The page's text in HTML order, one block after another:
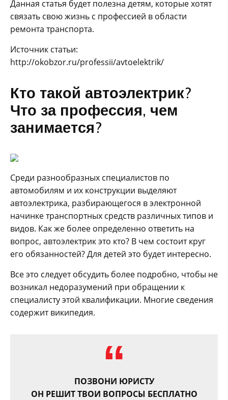
Данная статья будет полезна детям, которые хотят
связать свою жизнь с профессией в области
ремонта транспорта.
Источник статьи:
http://okobzor.ru/professii/avtoelektrik/
Кто такой автоэлектрик?
Что за профессия, чем
занимается?
Среди разнообразных специалистов по
автомобилям и их конструкции выделяют
автоэлектрика, разбирающегося в электронной
начинке транспортных средств различных типов и
видов. Как же более определенно ответить на
вопрос, автоэлектрик это кто? В чем состоит круг
его обязанностей? Для детей это будет интересно.
Все это следует обсудить более подробно, чтобы не
возникал недоразумений при обращении к
специалисту этой квалификации. Многие сведения
содержит википедия.
ПОЗВОНИ ЮРИСТУ
ОН РЕШИТ ТВОИ ВОПРОСЫ БЕСПЛАТНО